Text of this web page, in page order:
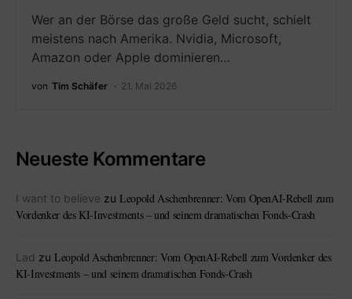
Wer an der Börse das große Geld sucht, schielt
meistens nach Amerika. Nvidia, Microsoft,
Amazon oder Apple dominieren…
von Tim Schäfer 21. Mai 2026
Neueste Kommentare
I want to believe zu Leopold Aschenbrenner: Vom OpenAI-Rebell zum
Vordenker des KI-Investments – und seinem dramatischen Fonds-Crash
Lad zu Leopold Aschenbrenner: Vom OpenAI-Rebell zum Vordenker des
KI-Investments – und seinem dramatischen Fonds-Crash